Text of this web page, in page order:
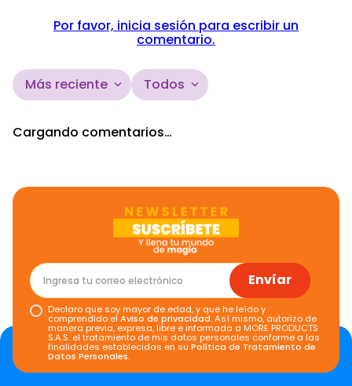
Por favor, inicia sesión para escribir un
comentario.
Más reciente Todos
Cargando comentarios…
Envíar
Declaro que soy mayor de edad, y que he leído y
comprendido elAviso de privacidad. Así mismo, autorizo de
manera previa, expresa, libre e informada a MORE PRODUCTS
S.A.S. el tratamiento de mis datos personales conforme a las
finalidades establecidas en suPolítica de Tratamiento de
Datos Personales.